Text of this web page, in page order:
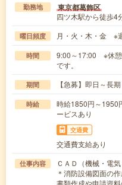
勤務地 東京都葛飾区
四ツ木駅から徒歩4
曜日頻度 月・火・木・金 ※
時間
9:00～17:00 ※休憩
です。
期間 【急募】即日～長
時給
時給1850円～
ービスあり
交通費
交通費支給あり
仕事内容
ＣＡＤ（機械・電気
＊消防設備図面の